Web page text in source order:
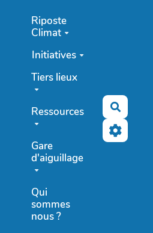
Riposte
Climat
Initiatives
Tiers lieux
Ressources
Gare
d'aiguillage
Qui
sommes
nous ?